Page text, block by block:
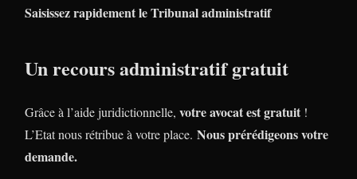
Saisissez rapidement le Tribunal administratif
Un recours administratif gratuit
Grâce à l’aide juridictionnelle, votre avocat est gratuit !
L’Etat nous rétribue à votre place. Nous prérédigeons votre
demande.